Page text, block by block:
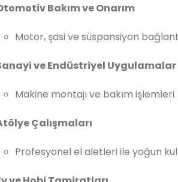
Bakım ve Onarım
Motor, şasi ve süspansiyon
ve Endüstriyel Uygulamalar
Makine montajı ve bakım işlemleri
Çalışmaları
Profesyonel el aletleri ile yoğun